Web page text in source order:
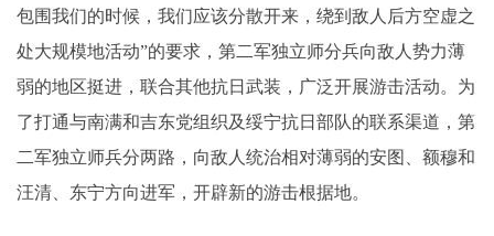
包围我们的时候，我们应该分散开来，绕到敌人后方空虚之
处大规模地活动”的要求，第二军独立师分兵向敌人势力薄
弱的地区挺进，联合其他抗日武装，广泛开展游击活动。为
了打通与南满和吉东党组织及绥宁抗日部队的联系渠道，第
二军独立师兵分两路，向敌人统治相对薄弱的安图、额穆和
汪清、东宁方向进军，开辟新的游击根据地。